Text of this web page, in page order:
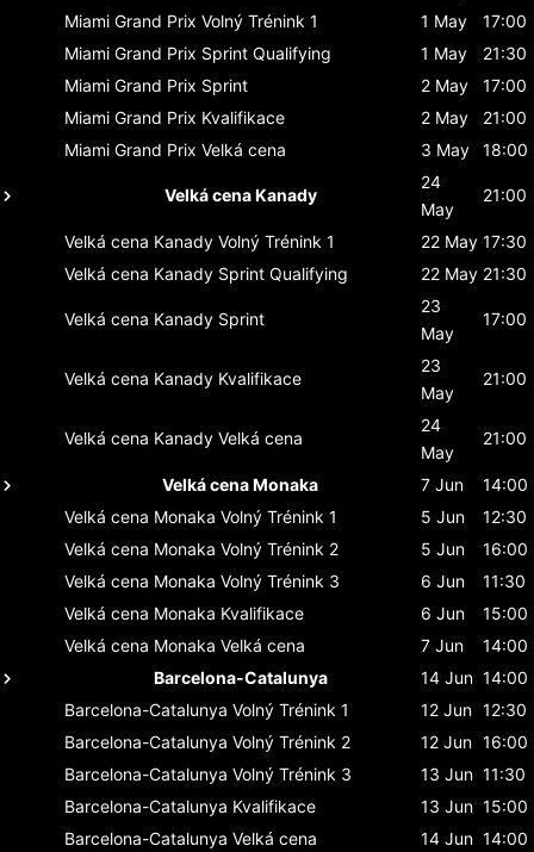
Miami Grand Prix Volný Trénink 1 1 May
17:00
Miami Grand Prix Sprint Qualifying 1 May
21:30
Miami Grand Prix Sprint 2 May
17:00
Miami Grand Prix Kvalifikace 2 May
21:00
Miami Grand Prix Velká cena 3 May 18:00
Velká cena Kanady
24
May
21:00
Velká cena Kanady Volný Trénink 1 22 May 17:30
Velká cena Kanady Sprint Qualifying 22 May 21:30
Velká cena Kanady Sprint
23
May
17:00
Velká cena Kanady Kvalifikace
23
May
21:00
Velká cena Kanady Velká cena
24
May
21:00
Velká cena Monaka 7 Jun
14:00
Velká cena Monaka Volný Trénink 1 5 Jun
12:30
Velká cena Monaka Volný Trénink 2 5 Jun
16:00
Velká cena Monaka Volný Trénink 3 6 Jun
11:30
Velká cena Monaka Kvalifikace 6 Jun
15:00
Velká cena Monaka Velká cena 7 Jun
14:00
Barcelona-Catalunya
14 Jun 14:00
Barcelona-Catalunya Volný Trénink 1 12 Jun 12:30
Barcelona-Catalunya Volný Trénink 2 12 Jun 16:00
Barcelona-Catalunya Volný Trénink 3 13 Jun 11:30
Barcelona-Catalunya Kvalifikace 13 Jun 15:00
Barcelona-Catalunya Velká cena 14 Jun 14:00